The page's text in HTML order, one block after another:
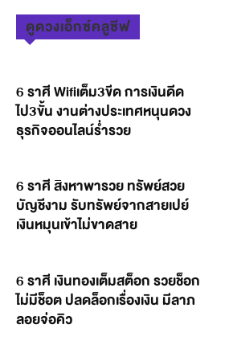
ดูดวงเอ็กซ์คลูซีฟ
6 ราศี Wifiเต็ม3ขีด การเงินดีด
ไป3ขั้น งานต่างประเทศหนุนดวง
ธุรกิจออนไลน์ร่ำรวย
6 ราศี สิงหาพารวย ทรัพย์สวย
บัญชีงาม รับทรัพย์จากสายเปย์
เงินหมุนเข้าไม่ขาดสาย
6 ราศี เงินทองเต็มสต็อก รวยช็อก
ไม่มีช็อต ปลดล็อกเรื่องเงิน มีลาภ
ลอยจ่อคิว